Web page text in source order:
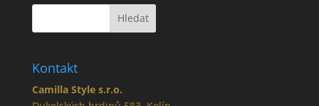
Kontakt
Camilla Style s.r.o.